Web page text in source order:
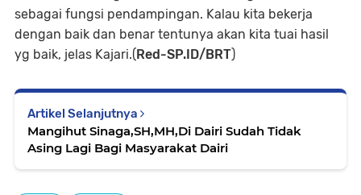
sebagai fungsi pendampingan. Kalau kita bekerja
dengan baik dan benar tentunya akan kita tuai hasil
yg baik, jelas Kajari.( Red-SP.ID/BRT)
Artikel Selanjutnya
Mangihut Sinaga,SH,MH,Di Dairi Sudah Tidak
Asing Lagi Bagi Masyarakat Dairi